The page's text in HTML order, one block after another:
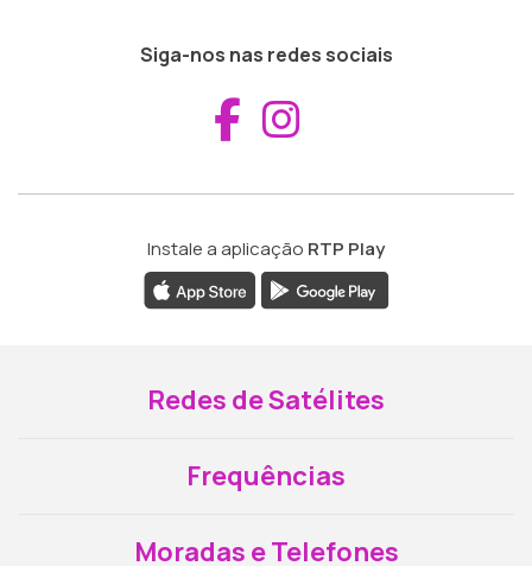
Siga-nos nas redes sociais
Aceder ao
Instale a aplicação RTP Play
Redes de Satélites
Frequências
Moradas e Telefones